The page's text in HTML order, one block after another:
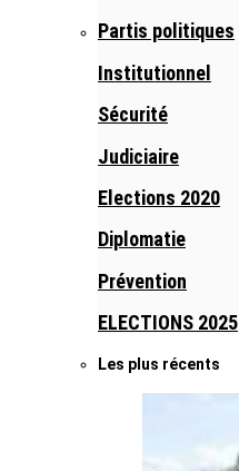
Partis politiques
Institutionnel
Sécurité
Judiciaire
Elections 2020
Diplomatie
Prévention
ELECTIONS 2025
Les plus récents